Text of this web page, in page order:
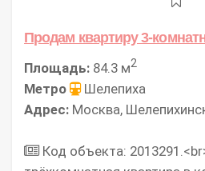
Продам квартиру 3-
Площадь: 84.3 м2
Метро
Шелепиха
Адрес: Москва,
Код объекта: